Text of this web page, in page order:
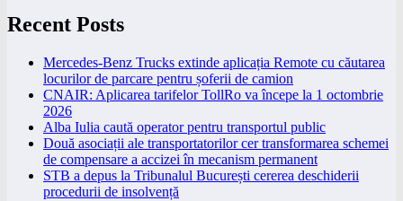
Recent Posts
Mercedes-Benz Trucks extinde aplicația Remote cu căutarea
locurilor de parcare pentru șoferii de camion
CNAIR: Aplicarea tarifelor TollRo va începe la 1 octombrie
2026
Alba Iulia caută operator pentru transportul public
Două asociații ale transportatorilor cer transformarea schemei
de compensare a accizei în mecanism permanent
STB a depus la Tribunalul București cererea deschiderii
procedurii de insolvență